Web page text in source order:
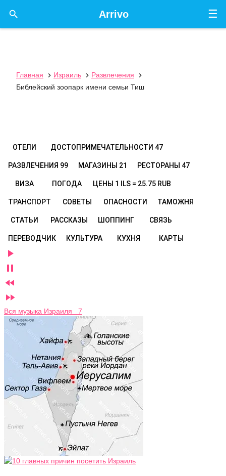
☰
Arrivo

Главная  Израиль  Развлечения

Библейский зоопарк имени семьи Тиш
ОТЕЛИ ДОСТОПРИМЕЧАТЕЛЬНОСТИ 47
РАЗВЛЕЧЕНИЯ 99 МАГАЗИНЫ 21 РЕСТОРАНЫ 47
ВИЗА ПОГОДА ЦЕНЫ 1 ILS = 25.75 RUB
ТРАНСПОРТ СОВЕТЫ ОПАСНОСТИ ТАМОЖНЯ
СТАТЬИ РАССКАЗЫ ШОППИНГ СВЯЗЬ
ПЕРЕВОДЧИК КУЛЬТУРА КУХНЯ КАРТЫ




Вся музыка Израиля 7